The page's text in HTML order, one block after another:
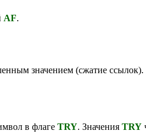
AF.
значением (сжатие
в флаге TRY. Значения TRY